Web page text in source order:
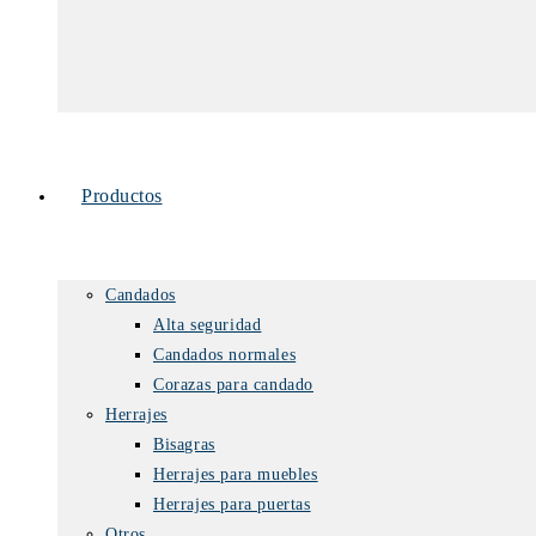
Productos
Candados
Alta seguridad
Candados normales
Corazas para candado
Herrajes
Bisagras
Herrajes para muebles
Herrajes para puertas